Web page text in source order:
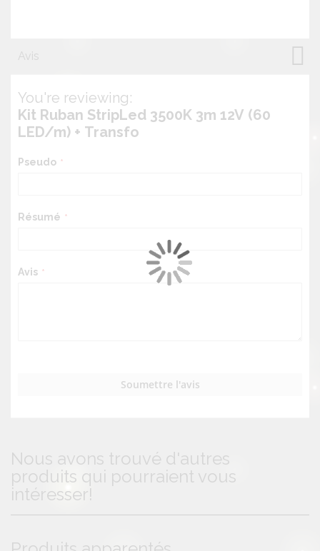
Avis
You're reviewing:
Kit Ruban StripLed 3500K 3m 12V (60
LED/m) + Transfo
Pseudo
Résumé
Avis
Soumettre l'avis
Nous avons trouvé d'autres
produits qui pourraient vous
intéresser!